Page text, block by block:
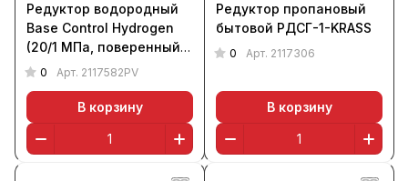
Редуктор водородный
Base Control Hydrogen
(20/1 МПа, поверенный),
KRASS
0 Арт. 2117582PV
В корзину
Редуктор пропановый
бытовой РДСГ-1-KRASS
0 Арт. 2117306
В корзину